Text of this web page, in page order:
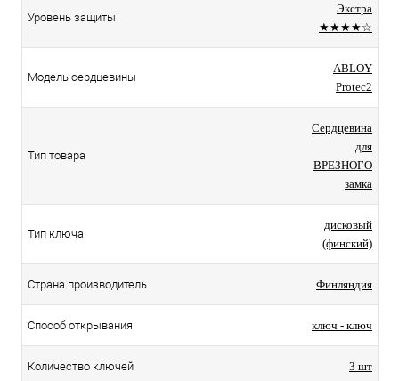
Уровень защиты
Экстра
★★★★☆
Модель сердцевины
ABLOY
Protec2
Тип товара
Сердцевина
для
ВРЕЗНОГО
замка
Тип ключа
дисковый
(финский)
Страна производитель Финляндия
Способ открывания ключ - ключ
Количество ключей 3 шт